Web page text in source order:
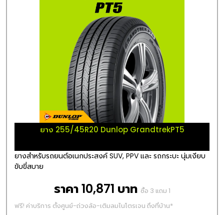
ยาง 255/45R20 Dunlop GrandtrekPT5
ยางสำหรับรถยนต์อเนกประสงค์ SUV, PPV และ รถกระบะ นุ่มเงียบ
ขับขี่สบาย
ราคา 10,871 บาท ซื้อ 3 แถม 1
ฟรี! ค่าบริการ ตั้งศูนย์-ถ่วงล้อ-เติมลมไนโตรเจน ถึงที่บ้าน*